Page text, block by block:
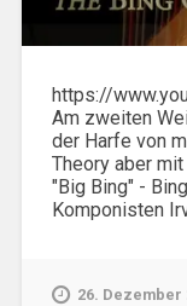
https://
Am zweiten
der Harfe von
Theory aber
"Big Bing" -
Komponisten
26. Dezember